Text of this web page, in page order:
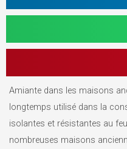
Amiante dans les maisons
longtemps utilisé dans la
isolantes et résistantes au
nombreuses maisons